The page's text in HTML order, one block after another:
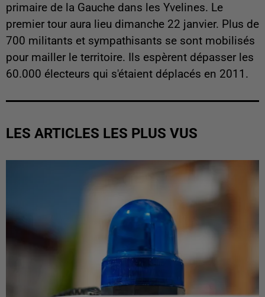
primaire de la Gauche dans les Yvelines. Le
premier tour aura lieu dimanche 22 janvier. Plus de
700 militants et sympathisants se sont mobilisés
pour mailler le territoire. Ils espèrent dépasser les
60.000 électeurs qui s'étaient déplacés en 2011.
LES ARTICLES LES PLUS VUS